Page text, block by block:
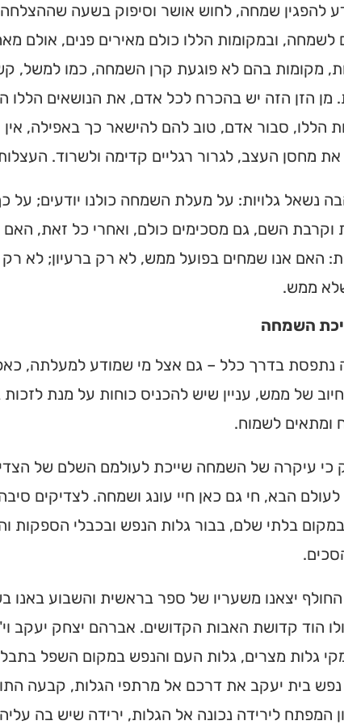
להפגין שמחה, לחוש אושר וסיפוק בשעה שההצלחה
לשמחה, ובמקומות הללו כולם מאירים פנים, אולם
מקומות בהם לא פוגעת קרן השמחה, כמו למשל,
מן הזן הזה יש בהכרח לכל אדם, את הנושאים הללו
הללו, סבור אדם, טוב להם להישאר כך באפילה,
את מחסן העצב, לגרור רגליים קדימה ולשרוד.
נשאל גלויות: על מעלת השמחה כולנו יודעים;
וקרבת השם, גם מסכימים כולם, ואחרי כל זאת, האם
האם אנו שמחים בפועל ממש, לא רק ברעיון; לא רק
ממש.
השמחה
בדרך כלל – גם אצל מי שמודע למעלתה,
של ממש, עניין שיש להכניס כוחות על מנת
ומתאים לשמוח.
כי עיקרה של השמחה שייכת לעולמם השלם של
לעולם הבא, חי גם כאן חיי עונג ושמחה. לצדיקים
בלתי שלם, בבור גלות הנפש ובכבלי הספקות
יצאנו משעריו של ספר בראשית והשבוע
הוד קדושת האבות הקדושים. אברהם יצחק יעקב
גלות מצרים, גלות העם והנפש במקום השפל
בית יעקב את דרכם אל מרתפי הגלות, קבעה
המפתח לירידה נכונה אל הגלות, ירידה שיש בה
כנסת או